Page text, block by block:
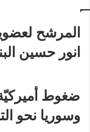
المرشح
انور حسين
ضغوط
وسوريا نحو